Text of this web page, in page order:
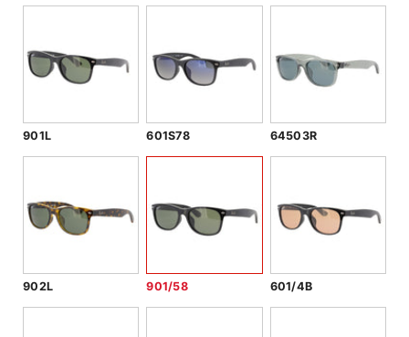
901L 601S78 64503R
902L 901/58 601/4B